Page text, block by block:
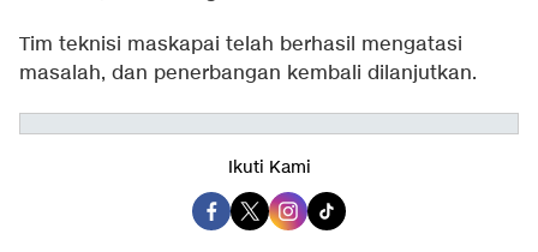
Tim teknisi maskapai telah berhasil mengatasi
masalah, dan penerbangan kembali dilanjutkan.
Ikuti Kami